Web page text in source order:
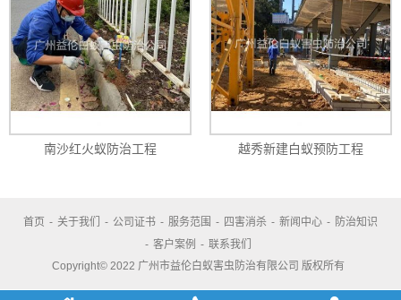
南沙红火蚁防治工程 越秀新建白蚁预防工程
首页 - 关于我们 - 公司证书 - 服务范围 - 四害消杀 - 新闻中心 - 防治知识
- 客户案例 - 联系我们
Copyright© 2022 广州市益伦白蚁害虫防治有限公司 版权所有